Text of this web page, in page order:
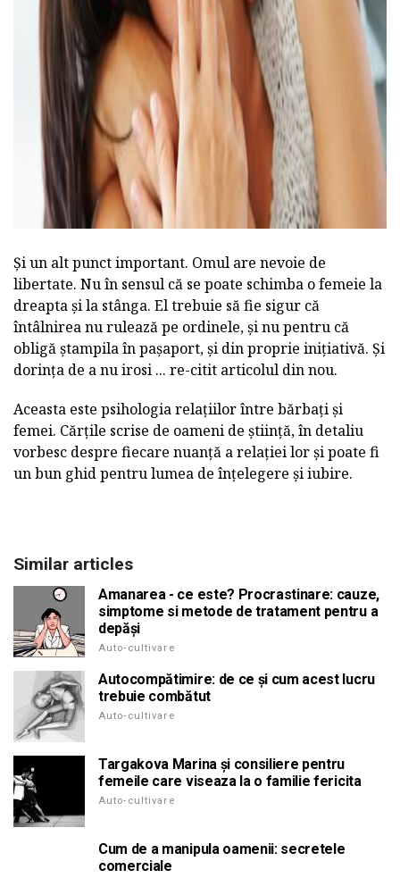
Și un alt punct important. Omul are nevoie de
libertate. Nu în sensul că se poate schimba o femeie la
dreapta și la stânga. El trebuie să fie sigur că
întâlnirea nu rulează pe ordinele, și nu pentru că
obligă ștampila în pașaport, și din proprie inițiativă. Și
dorința de a nu irosi ... re-citit articolul din nou.
Aceasta este psihologia relațiilor între bărbați și
femei. Cărțile scrise de oameni de știință, în detaliu
vorbesc despre fiecare nuanță a relației lor și poate fi
un bun ghid pentru lumea de înțelegere și iubire.
Similar articles
Amanarea - ce este? Procrastinare: cauze,
simptome si metode de tratament pentru a
depăși
Auto-cultivare
Autocompătimire: de ce și cum acest lucru
trebuie combătut
Auto-cultivare
Targakova Marina și consiliere pentru
femeile care viseaza la o familie fericita
Auto-cultivare
Cum de a manipula oamenii: secretele
comerciale